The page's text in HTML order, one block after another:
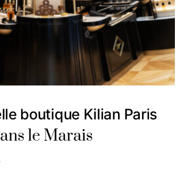
boutique Kilian Paris
le Marais